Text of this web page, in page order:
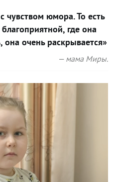
чувством юмора. То есть
где она
она очень раскрывается»
— мама Миры.